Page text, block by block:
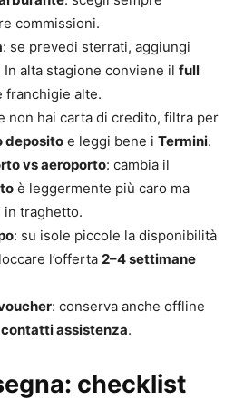
commissioni.
: se prevedi sterrati, aggiungi
In alta stagione conviene il full
franchigie alte.
non hai carta di credito, filtra per
deposito e leggi bene i Termini.
vs aeroporto: cambia il
è leggermente più caro ma
in traghetto.
: su isole piccole la disponibilità
l’offerta 2–4 settimane
: conserva anche offline
assistenza.
checklist